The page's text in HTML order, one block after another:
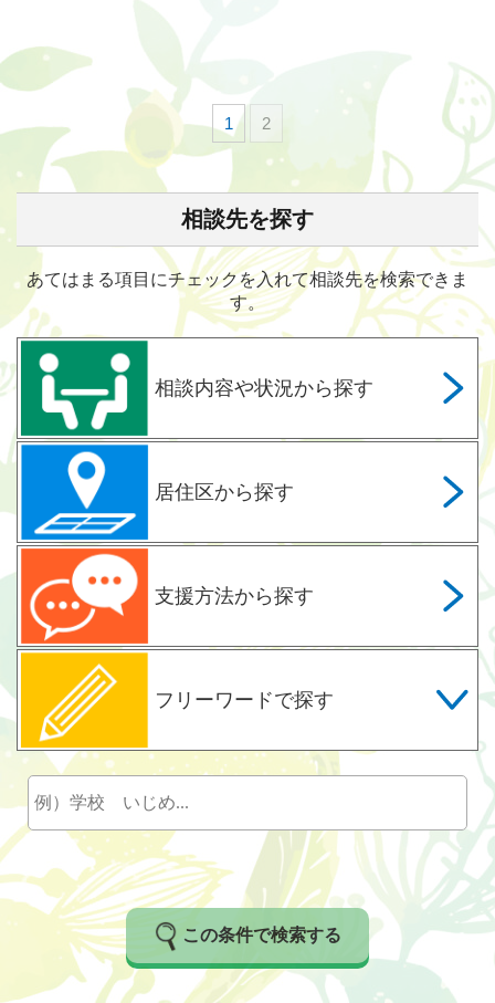
1 2
相談先を探す
あてはまる項目にチェックを入れて相談先を検索できま
す。
相談内容や状況から探す
居住区から探す
支援方法から探す
フリーワードで探す
この条件で検索する